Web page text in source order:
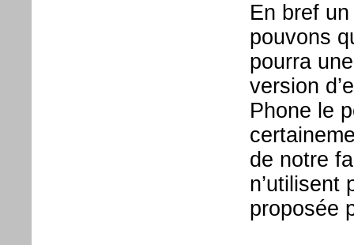
En bref
pouvons
pourra
version
Phone le
de notre
n’utilisent
proposée